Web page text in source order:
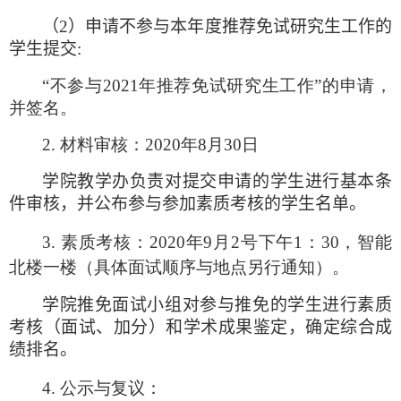
（2）申请不参与本年度推荐免试研究生工作的
学生提交:
“不参与2021年推荐免试研究生工作”的申请，
并签名。
2. 材料审核： 2020年8 月 30 日
学院教学办负责对提交申请的学生进行基本条
件审核，并公布参与参加素质考核的学生名单。
3. 素质考核： 2020年9 月 2号下午1 ： 30 ，智能
北楼一楼（具体面试顺序与地点另行通知）。
学院推免面试小组对参与推免的学生进行素质
考核（面试、加分）和学术成果鉴定，确定综合成
绩排名。
4. 公示与复议：